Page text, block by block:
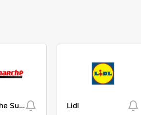
Intermarche Super Lidl